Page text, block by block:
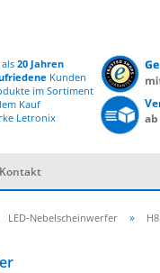
20 Jahren
Kunden
im Sortiment
Kauf
Letronix
ab
Kontakt
LED-Nebelscheinwerfer »